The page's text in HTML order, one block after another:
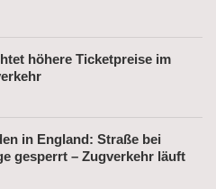
höhere Ticketpreise im
in England: Straße bei
gesperrt – Zugverkehr läuft